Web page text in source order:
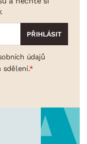
údajů
sdělení.